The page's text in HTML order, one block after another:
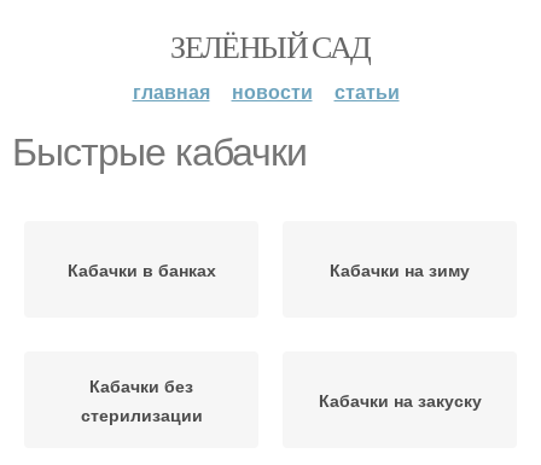
ЗЕЛЁНЫЙ САД
главная новости статьи
Быстрые кабачки
Кабачки в банках Кабачки на зиму
Кабачки без
стерилизации
Кабачки на закуску